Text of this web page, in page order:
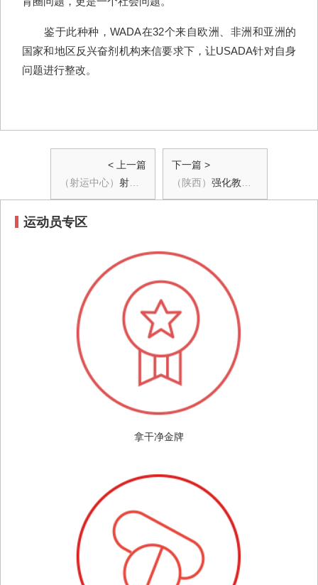
鉴于此种种，WADA在32个来自欧洲、非洲和亚洲的
国家和地区反兴奋剂机构来信要求下，让USADA针对自身
问题进行整改。
< 上一篇
（射运中心）射运中心持续在全国比赛中开展反兴奋剂宣教工作
下一篇 >
（陕西） 强化教育 提升能力，省体科所（省反兴奋剂中心）开展三品兴奋剂风险防控教育活动
运动员专区
拿干净金牌